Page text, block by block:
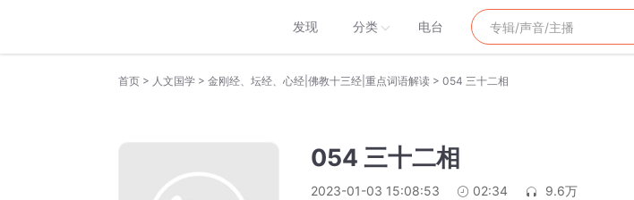
发现 分类 电台
首页 > 人文国学 > 金刚经、坛经、心经|佛教十三经|重点词语解读 > 054 三十二相
054 三十二相
2023-01-03 15:08:53 02:34
9.6万